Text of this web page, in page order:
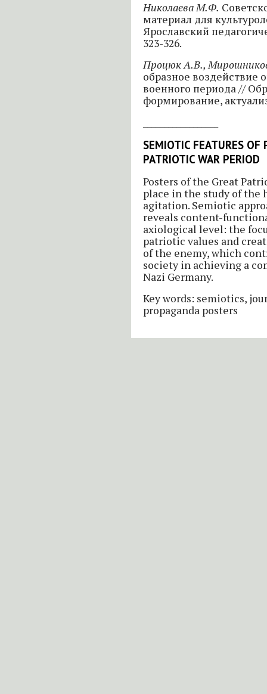
Николаева М.Ф.
материал для
Ярославский
323-326.
Процюк А.В.,
образное воздействие
военного периода //
формирование,
SEMIOTIC FEATURES OF
PATRIOTIC WAR PERIOD
Posters of the Great
place in the study of the
agitation. Semiotic
reveals content-
axiological level: the
patriotic values and
of the enemy, which
society in achieving a
Nazi Germany.
Key words: semiotics,
propaganda posters